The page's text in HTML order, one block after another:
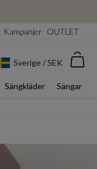
Kampanjer OUTLET
Sverige / SEK
Sängkläder Sängar